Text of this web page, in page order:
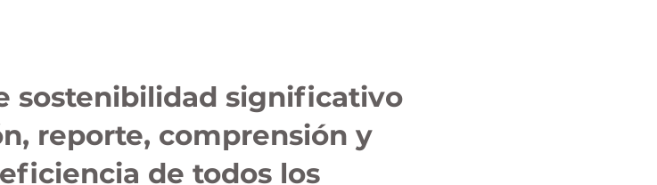
sostenibilidad significativo
reporte, comprensión y
de todos los